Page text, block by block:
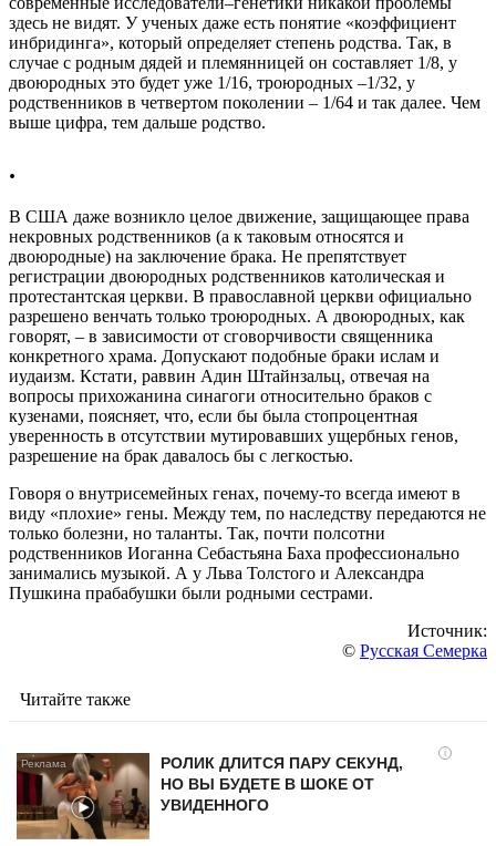
здесь не видят. У ученых даже есть понятие «коэффициент
инбридинга», который определяет степень родства. Так, в
случае с родным дядей и племянницей он составляет 1/8, у
двоюродных это будет уже 1/16, троюродных –1/32, у
родственников в четвертом поколении – 1/64 и так далее. Чем
выше цифра, тем дальше родство.
.
В США даже возникло целое движение, защищающее права
некровных родственников (а к таковым относятся и
двоюродные) на заключение брака. Не препятствует
регистрации двоюродных родственников католическая и
протестантская церкви. В православной церкви официально
разрешено венчать только троюродных. А двоюродных, как
говорят, – в зависимости от сговорчивости священника
конкретного храма. Допускают подобные браки ислам и
иудаизм. Кстати, раввин Адин Штайнзальц, отвечая на
вопросы прихожанина синагоги относительно браков с
кузенами, поясняет, что, если бы была стопроцентная
уверенность в отсутствии мутировавших ущербных генов,
разрешение на брак давалось бы с легкостью.
Говоря о внутрисемейных генах, почему-то всегда имеют в
виду «плохие» гены. Между тем, по наследству передаются не
только болезни, но таланты. Так, почти полсотни
родственников Иоганна Себастьяна Баха профессионально
занимались музыкой. А у Льва Толстого и Александра
Пушкина прабабушки были родными сестрами.
Источник:
© Русская Семерка
Читайте также
i
РОЛИК ДЛИТСЯ ПАРУ СЕКУНД,
НО ВЫ БУДЕТЕ В ШОКЕ ОТ
УВИДЕННОГО